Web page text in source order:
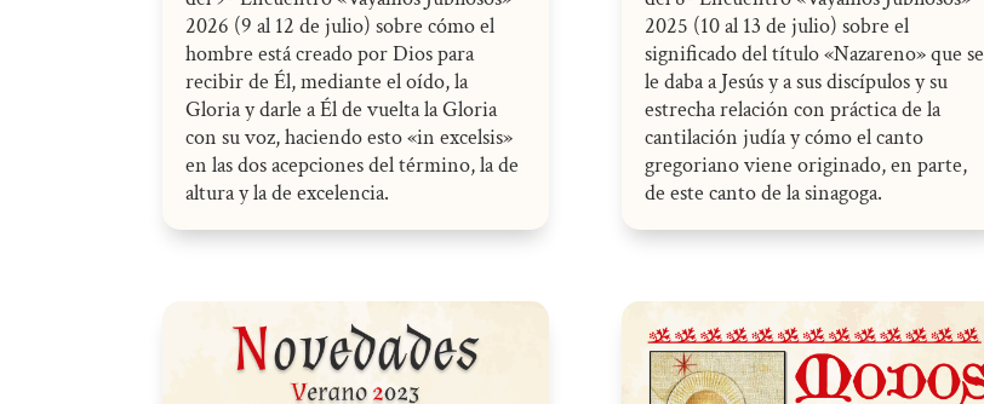
2026 (9 al 12 de julio) sobre cómo el
hombre está creado por Dios para
recibir de Él, mediante el oído, la
Gloria y darle a Él de vuelta la Gloria
con su voz, haciendo esto «in excelsis»
en las dos acepciones del término, la de
altura y la de excelencia.
2025 (10 al 13 de julio) sobre el
significado del título «Nazareno» que se
le daba a Jesús y a sus discípulos y su
estrecha relación con práctica de la
cantilación judía y cómo el canto
gregoriano viene originado, en parte,
de este canto de la sinagoga.